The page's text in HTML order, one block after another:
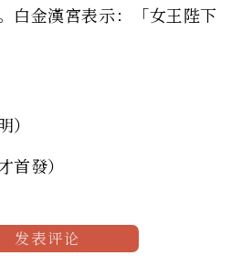
白金漢宮表示：「女王陛下
）
首發）
发表评论